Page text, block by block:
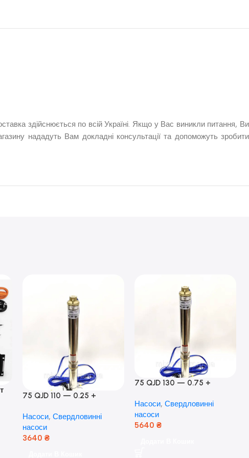
здійснюється по всій Україні. Якщо у Вас виникли питання, Ви
нададуть Вам докладні консультації та допоможуть зробити
75 QJD 110 — 0.25 +
Мідь!
Насоси, Свердловинні
насоси
3640 ₴
75 QJD 130 — 0.75 +
Насоси, Свердловинні
насоси
5640 ₴